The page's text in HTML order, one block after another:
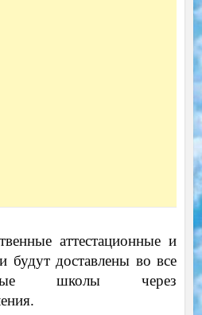
аттестационные и
будут доставлены во все
школы через